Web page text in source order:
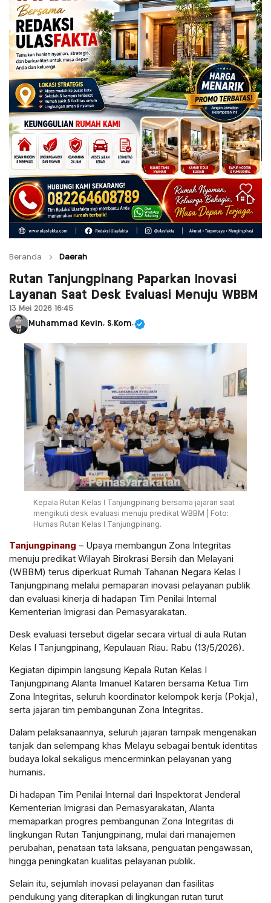
Beranda Daerah
Rutan Tanjungpinang Paparkan Inovasi
Layanan Saat Desk Evaluasi Menuju WBBM
13 Mei 2026 16:45
Muhammad Kevin, S.Kom.
Kepala Rutan Kelas I Tanjungpinang bersama jajaran saat
mengikuti desk evaluasi menuju predikat WBBM | Foto:
Humas Rutan Kelas I Tanjungpinang.
Tanjungpinang – Upaya membangun Zona Integritas
menuju predikat Wilayah Birokrasi Bersih dan Melayani
(WBBM) terus diperkuat Rumah Tahanan Negara Kelas I
Tanjungpinang melalui pemaparan inovasi pelayanan publik
dan evaluasi kinerja di hadapan Tim Penilai Internal
Kementerian Imigrasi dan Pemasyarakatan.
Desk evaluasi tersebut digelar secara virtual di aula Rutan
Kelas I Tanjungpinang, Kepulauan Riau. Rabu (13/5/2026).
Kegiatan dipimpin langsung Kepala Rutan Kelas I
Tanjungpinang Alanta Imanuel Kataren bersama Ketua Tim
Zona Integritas, seluruh koordinator kelompok kerja (Pokja),
serta jajaran tim pembangunan Zona Integritas.
Dalam pelaksanaannya, seluruh jajaran tampak mengenakan
tanjak dan selempang khas Melayu sebagai bentuk identitas
budaya lokal sekaligus mencerminkan pelayanan yang
humanis.
Di hadapan Tim Penilai Internal dari Inspektorat Jenderal
Kementerian Imigrasi dan Pemasyarakatan, Alanta
memaparkan progres pembangunan Zona Integritas di
lingkungan Rutan Tanjungpinang, mulai dari manajemen
perubahan, penataan tata laksana, penguatan pengawasan,
hingga peningkatan kualitas pelayanan publik.
Selain itu, sejumlah inovasi pelayanan dan fasilitas
pendukung yang diterapkan di lingkungan rutan turut